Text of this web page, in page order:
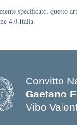
specificato, questo
4.0 Italia.
Convitto
Gaetano
Vibo